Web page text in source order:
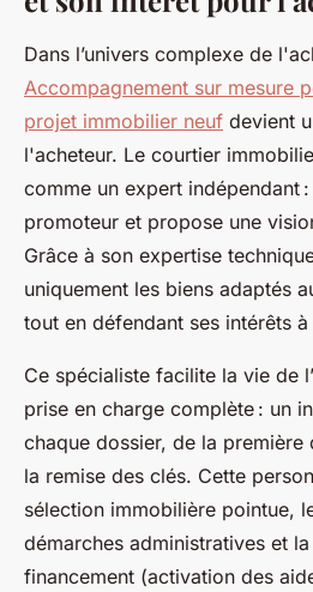
Dans l’univers complexe de
Accompagnement sur mesure
projet immobilier neuf devient
l'acheteur. Le courtier
comme un expert indépendant :
promoteur et propose une
Grâce à son expertise
uniquement les biens adaptés
tout en défendant ses intérêts
Ce spécialiste facilite la vie de
prise en charge complète : un
chaque dossier, de la
la remise des clés. Cette
sélection immobilière pointue,
démarches administratives et
financement (activation des